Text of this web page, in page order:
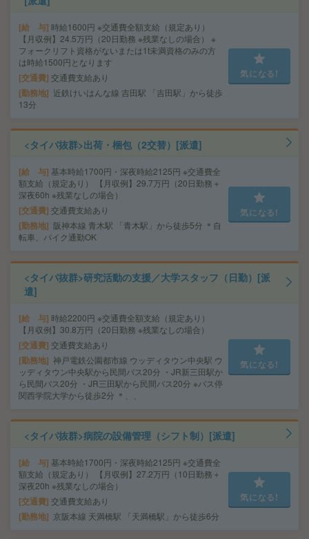
給 与 時給1600円 ※交通費全額支給（規定あり）
【月収例】24.5万円（20日勤務 ※残業なしの場合） ※
フォークリフト資格がないまたは1t未満資格のみの方
は時給1500円となります
交通費 交通費支給あり
勤務地
近鉄けいはんな線 吉田駅 「吉田駅」から徒歩
13分
気になる!
<タイパ抜群>出荷・梱包（2交替）[派遣]
給 与 基本時給1700円・深夜時給2125円 ※交通費全
額支給（規定あり） 【月収例】29.7万円（20日勤務＋
深夜60h ※残業なしの場合）
交通費 交通費支給あり
勤務地
阪神本線 青木駅 「青木駅」から徒歩5分 ＊自
転車、バイク通勤OK
気になる!
<タイパ抜群>研究活動の支援／大学スタッフ（日勤）[派
遣]
給 与 時給2200円 ※交通費全額支給（規定あり）
【月収例】30.8万円（20日勤務 ※残業なしの場合）
交通費 交通費支給あり
勤務地 神戸電鉄公園都市線 ウッディタウン中央駅 ウ
ッディタウン中央駅から民間バス20分 ・JR新三田駅か
ら民間バス20分 ・JR三田駅から民間バス20分 ※バス停
関西学院大学から徒歩2分 ＊、、
気になる!
<タイパ抜群>病院の設備管理（シフト制）[派遣]
給 与 基本時給1700円・深夜時給2125円 ※交通費全
額支給（規定あり） 【月収例】27.2万円（10日勤務＋
深夜20h ※残業なしの場合）
交通費 交通費支給あり
勤務地 京阪本線 天満橋駅 「天満橋駅」から徒歩6分
気になる!